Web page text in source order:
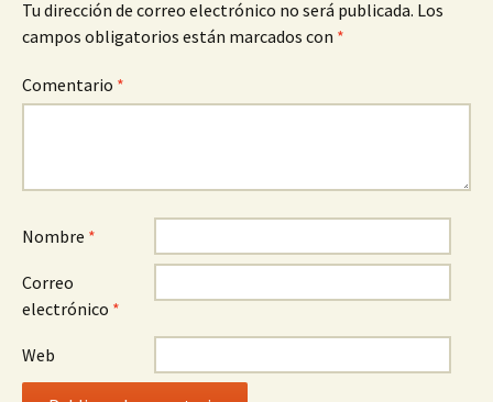
Tu dirección de correo electrónico no será publicada. Los
campos obligatorios están marcados con *
Comentario *
Nombre *
Correo
electrónico *
Web